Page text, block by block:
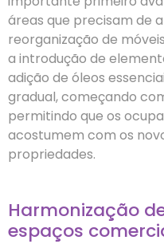
áreas que precisam de
reorganização de
a introdução de
adição de óleos
gradual, começando
permitindo que os
acostumem com os
propriedades.
Harmonização
espaços